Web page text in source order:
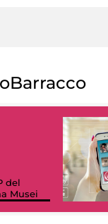
del
Musei